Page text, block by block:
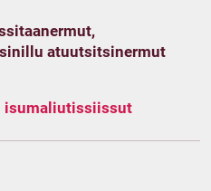
atuutsitsinermut
isumaliutissiissut